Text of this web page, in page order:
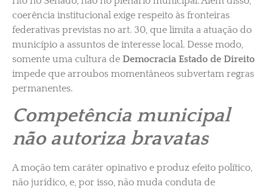
coerência institucional exige respeito às fronteiras
federativas previstas no art. 30, que limita a atuação do
município a assuntos de interesse local. Desse modo,
somente uma cultura de Democracia Estado de Direito
impede que arroubos momentâneos subvertam regras
permanentes.
Competência municipal
não autoriza bravatas
A moção tem caráter opinativo e produz efeito político,
não jurídico, e, por isso, não muda conduta de